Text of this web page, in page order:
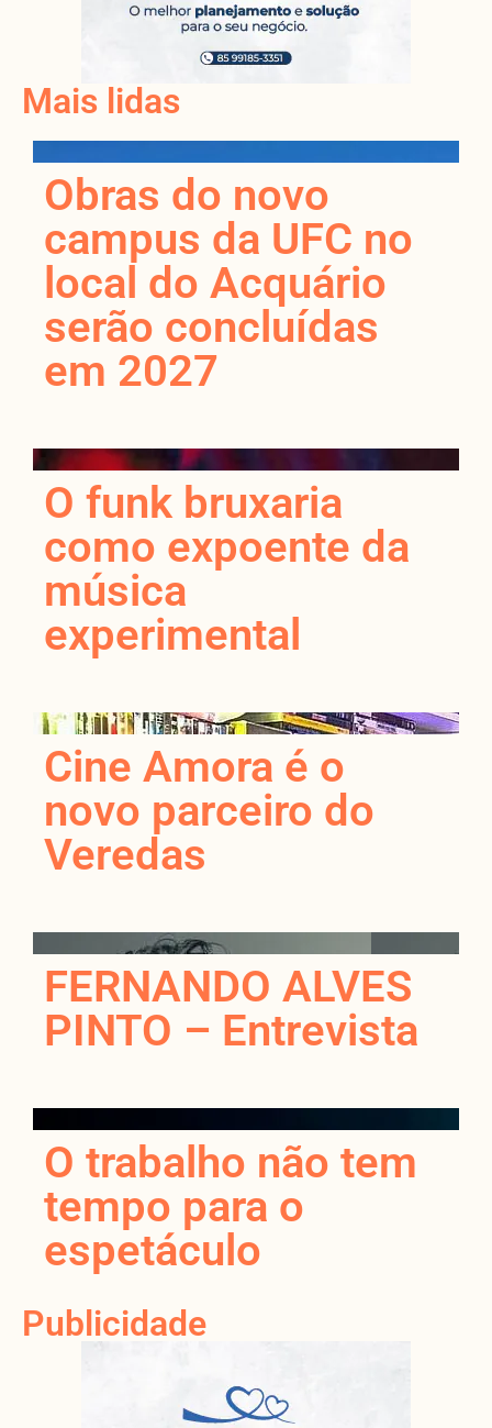
Mais lidas
Obras do novo
campus da UFC no
local do Acquário
serão concluídas
em 2027
O funk bruxaria
como expoente da
música
experimental
Cine Amora é o
novo parceiro do
Veredas
FERNANDO ALVES
PINTO – Entrevista
O trabalho não tem
tempo para o
espetáculo
Publicidade